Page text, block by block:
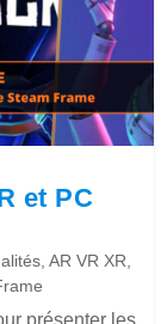
et PC
,AR VR XR,